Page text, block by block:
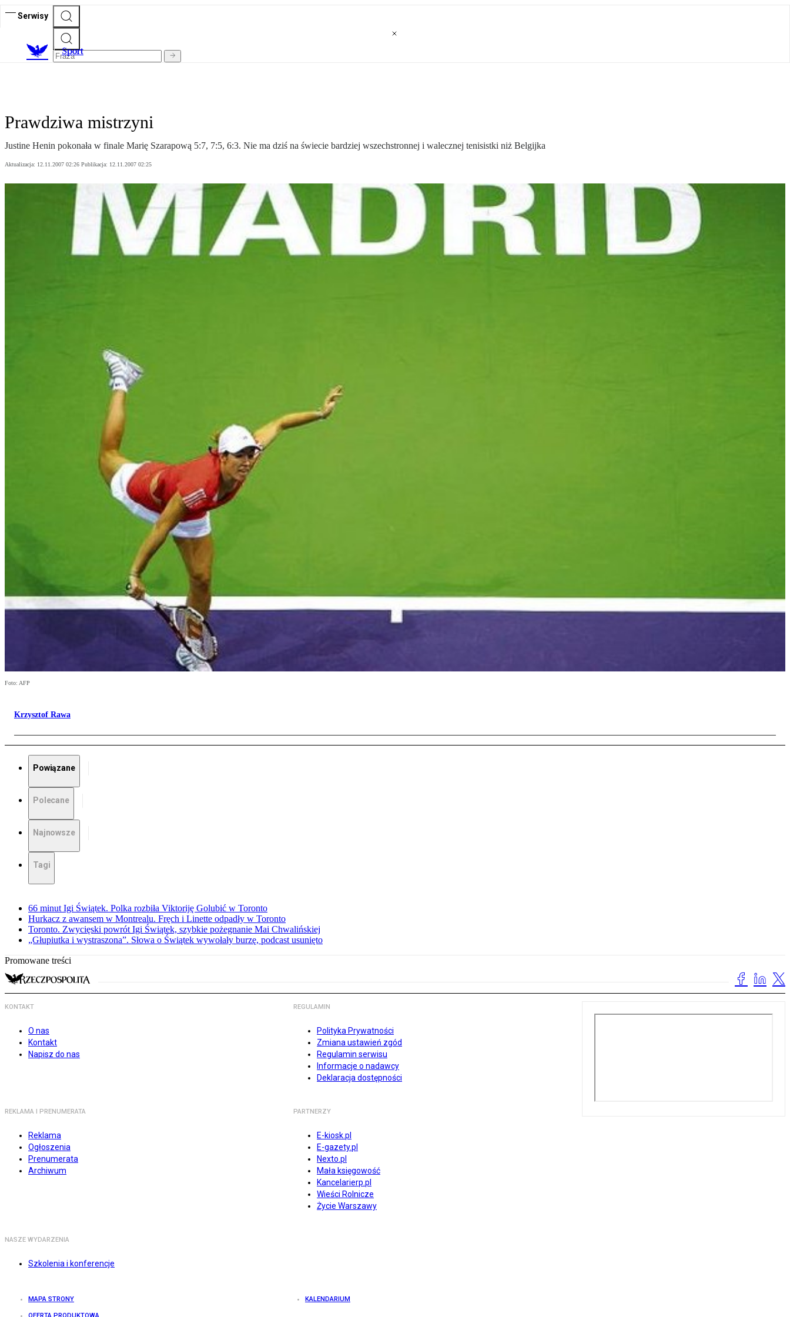
Serwisy
Sport
Prawdziwa mistrzyni
Justine Henin pokonała w finale Marię Szarapową 5:7, 7:5, 6:3. Nie ma dziś na świecie bardziej wszechstronnej i walecznej tenisistki niż Belgijka
Aktualizacja: 12.11.2007 02:26 Publikacja: 12.11.2007 02:25
Foto: AFP
Krzysztof Rawa
Powiązane
Polecane
Najnowsze
Tagi
66 minut Igi Świątek. Polka rozbiła Viktoriję Golubić w Toronto
Hurkacz z awansem w Montrealu. Fręch i Linette odpadły w Toronto
Toronto. Zwycięski powrót Igi Świątek, szybkie pożegnanie Mai Chwalińskiej
„Głupiutka i wystraszona”. Słowa o Świątek wywołały burzę, podcast usunięto
Promowane treści
KONTAKT
O nas
Kontakt
Napisz do nas
REGULAMIN
Polityka Prywatności
Zmiana ustawień zgód
Regulamin serwisu
Informacje o nadawcy
Deklaracja dostępności
REKLAMA I PRENUMERATA
Reklama
Ogłoszenia
Prenumerata
Archiwum
PARTNERZY
E-kiosk.pl
E-gazety.pl
Nexto.pl
Mała księgowość
Kancelarierp.pl
Wieści Rolnicze
Życie Warszawy
NASZE WYDARZENIA
Szkolenia i konferencje
MAPA STRONY KALENDARIUM